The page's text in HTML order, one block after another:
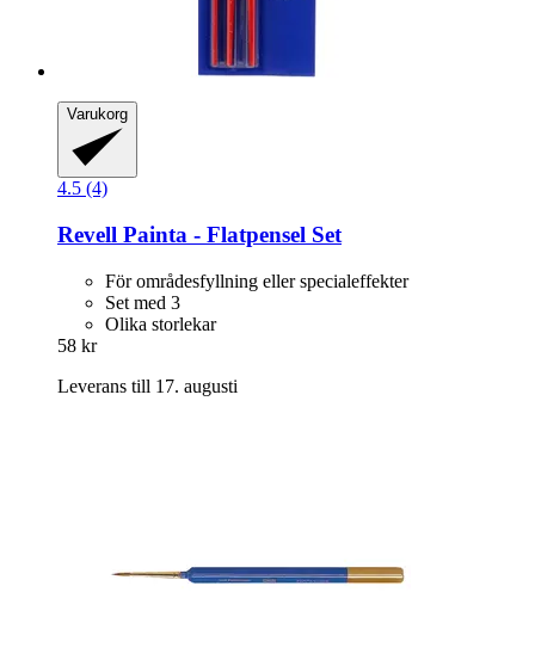
Varukorg
4.5 (4)
Revell Painta -​ Flatpensel Set
För områdesfyllning eller specialeffekter
Set med 3
Olika storlekar
58 kr
Leverans till 17. augusti